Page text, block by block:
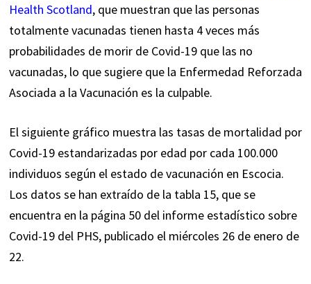
Health Scotland, que muestran que las personas
totalmente vacunadas tienen hasta 4 veces más
probabilidades de morir de Covid-19 que las no
vacunadas, lo que sugiere que la Enfermedad Reforzada
Asociada a la Vacunación es la culpable.
El siguiente gráfico muestra las tasas de mortalidad por
Covid-19 estandarizadas por edad por cada 100.000
individuos según el estado de vacunación en Escocia.
Los datos se han extraído de la tabla 15, que se
encuentra en la página 50 del informe estadístico sobre
Covid-19 del PHS, publicado el miércoles 26 de enero de
22.